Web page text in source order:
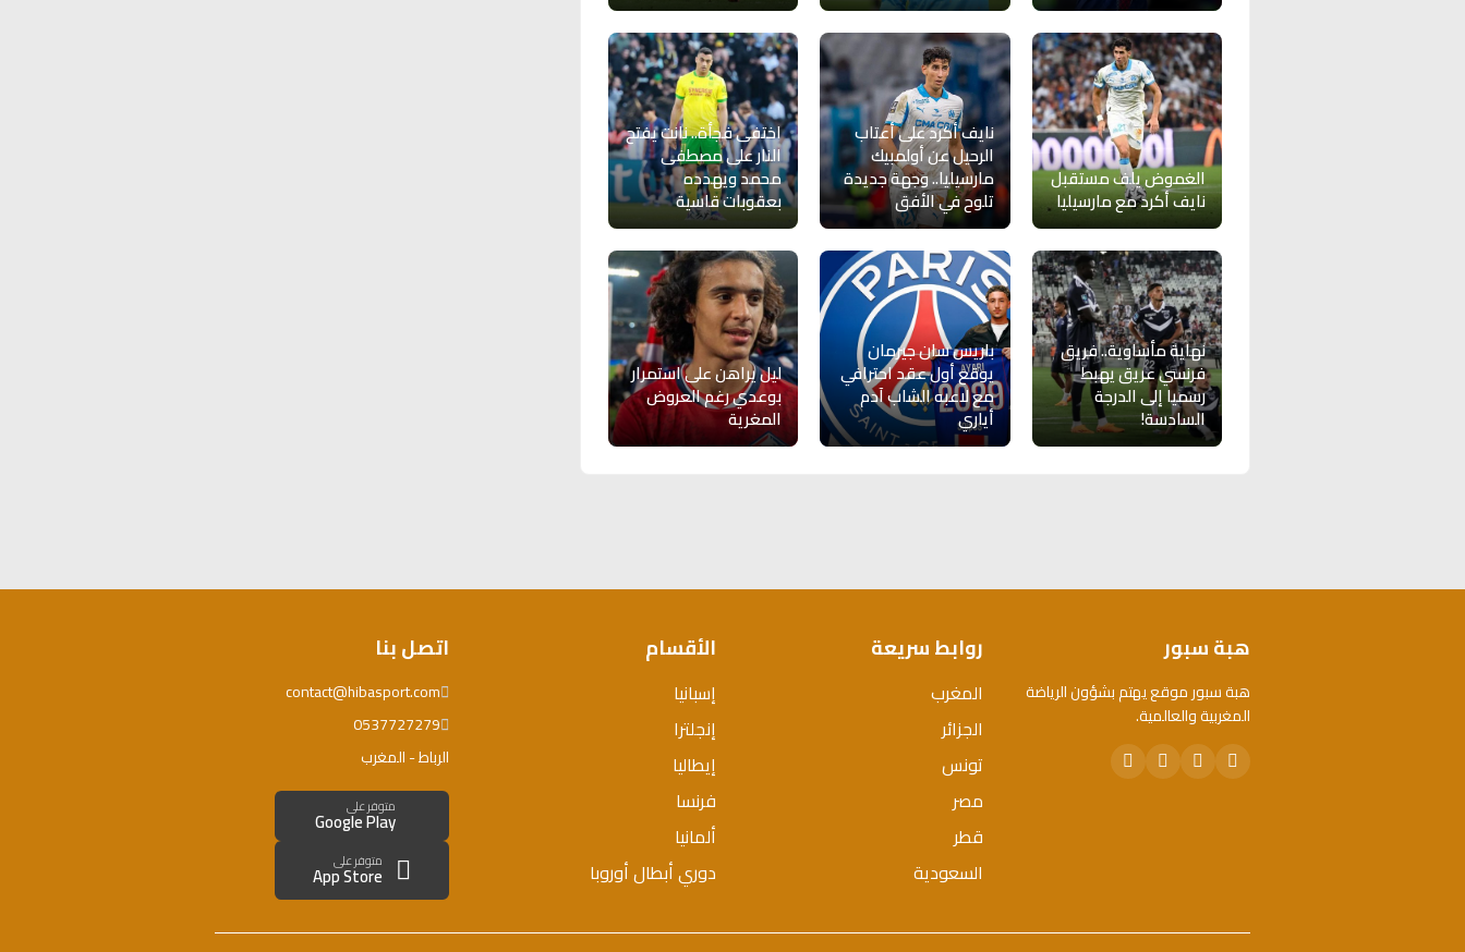
الغموض يلف مستقبل
نايف أكرد مع مارسيليا
نايف أكرد على أعتاب
الرحيل عن أولمبيك
مارسيليا.. وجهة جديدة
تلوح في الأفق
اختفى فجأة.. نانت يفتح
النار على مصطفى
محمد ويهدده
بعقوبات قاسية
نهاية مأساوية.. فريق
فرنسي عريق يهبط
رسميا إلى الدرجة
السادسة!
باريس سان جيرمان
يوقع أول عقد احترافي
مع لاعبه الشاب آدم
أياري
ليل يراهن على استمرار
بوعدي رغم العروض
المغرية
هبة سبور
هبة سبور موقع يهتم بشؤون الرياضة
المغربية والعالمية.
روابط سريعة
المغرب
الجزائر
تونس
مصر
قطر
السعودية
الأقسام
إسبانيا
إنجلترا
إيطاليا
فرنسا
ألمانيا
دوري أبطال أوروبا
اتصل بنا
contact@hibasport.com
0537727279
الرباط - المغرب
متوفر على
Google Play
متوفر على
App Store